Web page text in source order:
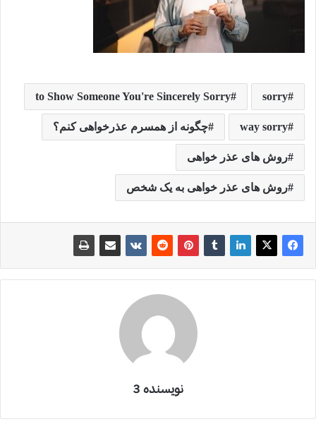
sorry
to Show Someone You're Sincerely Sorry
way sorry چگونه از همسرم عذرخواهی کنم؟
روش های عذر خواهی
روش های عذر خواهی به یک شخص
نویسنده 3